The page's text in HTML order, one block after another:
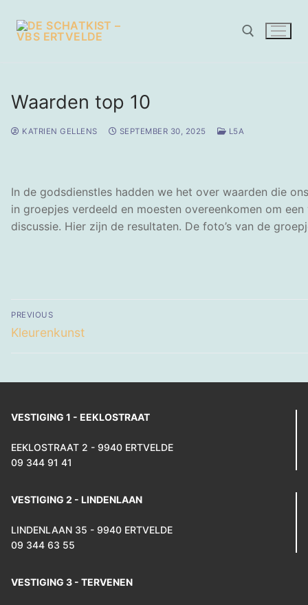
inhoud
Waarden top 10
KATRIEN GELLENS SEPTEMBER 30, 2025 L5A
In de godsdienstles hadden we het over waarden die
in groepjes verdeeld en moesten overeenkomen om
discussie. Hier zijn de resultaten. De foto’s van de
Berichtnavigatie
PREVIOUS
Previous
Kleurenkunst
VESTIGING 1 - EEKLOSTRAAT
EEKLOSTRAAT 2 - 9940 ERTVELDE
09 344 91 41
VESTIGING 2 - LINDENLAAN
LINDENLAAN 35 - 9940 ERTVELDE
09 344 63 55
VESTIGING 3 - TERVENEN